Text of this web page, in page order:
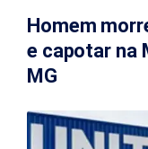
Homem
e capotar na
MG